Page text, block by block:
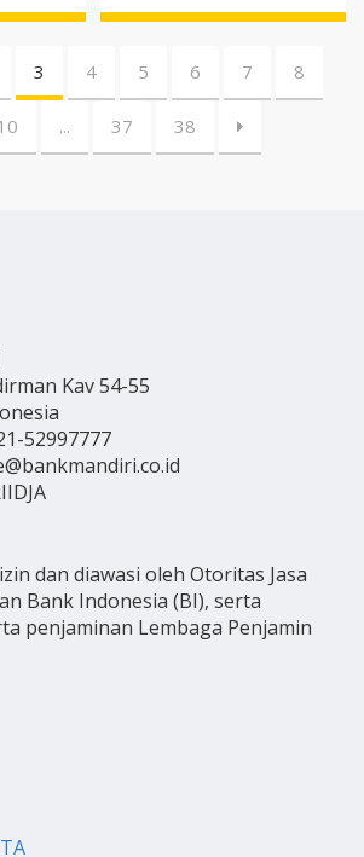
3 4 5 6 7 8
... 37 38
Kav 54-55
52997777
dan diawasi oleh Otoritas Jasa
Bank Indonesia (BI), serta
penjaminan Lembaga Penjamin